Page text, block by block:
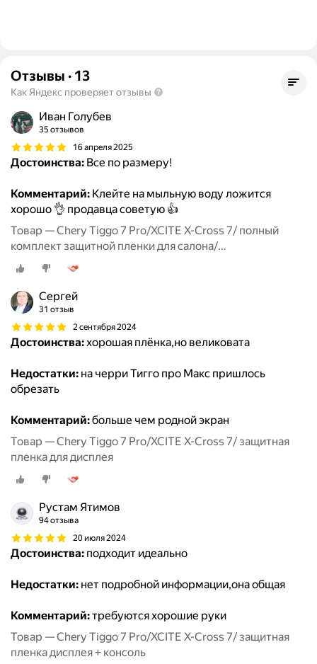
Отзывы · 13
Как Яндекс проверяет отзывы
Иван Голубев
35 отзывов
16 апреля 2025
Достоинства: Все по размеру!
Комментарий: Клейте на мыльную воду ложится
хорошо 👌 продавца советую 👍
Товар — Chery Tiggo 7 Pro/XCITE X-Cross 7/ полный
комплект защитной пленки для салона/
дисплей+консоль+гу+климат
Сергей
31 отзыв
2 сентября 2024
Достоинства:хорошая плёнка,но великовата
Недостатки: на черри Тигго про Макс пришлось
обрезать
Комментарий:больше чем родной экран
Товар — Chery Tiggo 7 Pro/XCITE X-Cross 7/ защитная
пленка для дисплея
Рустам Ятимов
94 отзыва
20 июля 2024
Достоинства: подходит идеально
Недостатки: нет подробной информации,она общая
Комментарий:требуются хорошие руки
Товар — Chery Tiggo 7 Pro/XCITE X-Cross 7/ защитная
пленка дисплея + консоль